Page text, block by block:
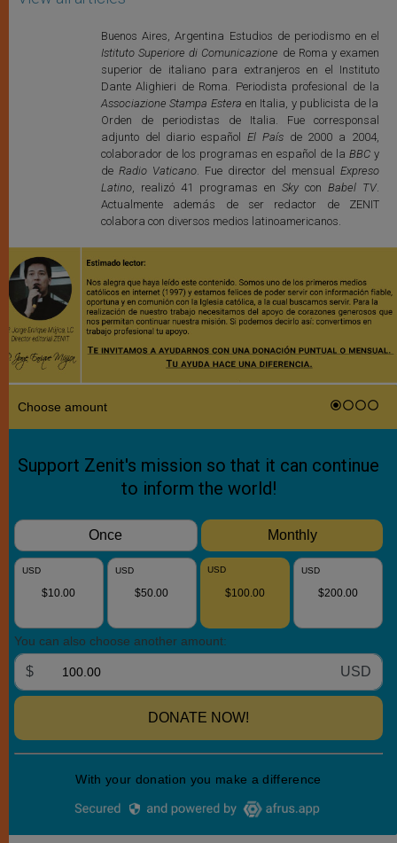
Buenos Aires, Argentina Estudios de periodismo en el
Istituto Superiore di Comunicazione de Roma y examen
superior de italiano para extranjeros en el Instituto
Dante Alighieri de Roma. Periodista profesional de la
Associazione Stampa Estera en Italia, y publicista de la
Orden de periodistas de Italia. Fue corresponsal
adjunto del diario españolEl Paísde 2000 a 2004,
colaborador de los programas en español de la BBCy
de Radio Vaticano. Fue director del mensualExpreso
Latino, realizó 41 programas en Skycon Babel TV.
Actualmente además de ser redactor de ZENIT
colabora con diversos medios latinoamericanos.